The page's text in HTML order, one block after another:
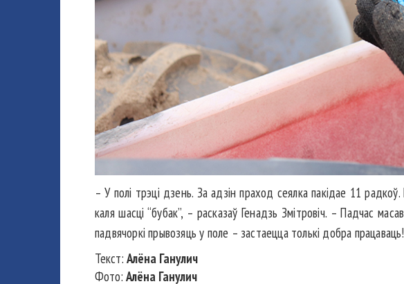
– У полі трэці дзень. За адзін праход сеялка пакідае 11
каля шасці “бубак”, – расказаў Генадзь Змітровіч. – Падчас
падвячоркі прывозяць у поле – застаецца толькі добра працаваць!
Текст: Алёна Ганулич
Фото: Алёна Ганулич